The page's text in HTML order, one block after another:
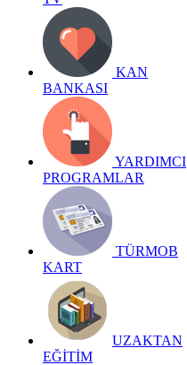
KAN
BANKASI
YARDIMCI
PROGRAMLAR
TÜRMOB
KART
UZAKTAN
EĞİTİM